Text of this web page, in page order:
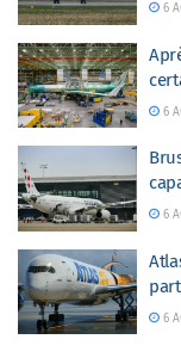
6
6
6
6